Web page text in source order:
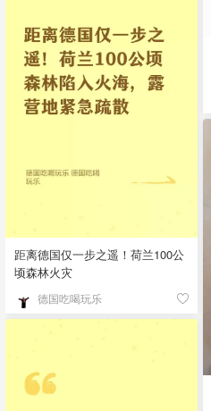
距离德国仅一步之遥！荷兰100公
顷森林火灾
德国吃喝玩乐